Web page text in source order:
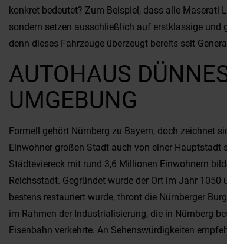
konkret bedeutet? Zum Beispiel, dass alle Maserati
sondern setzen ausschließlich auf erstklassige und
denn dieses Fahrzeuge überzeugt bereits seit
AUTOHAUS
UMGEBUNG
Formell gehört Nürnberg zu Bayern, doch zeichnet
Einwohner großen Stadt auch von einer
Städteviereck mit rund 3,6 Millionen Einwohnern
Reichsstadt. Gegründet wurde der Ort im Jahr
bestens restauriert wurde, thront die Nürnberger
im Rahmen der Industrialisierung, die in Nürnberg
Eisenbahn verkehrte. An Sehenswürdigkeiten